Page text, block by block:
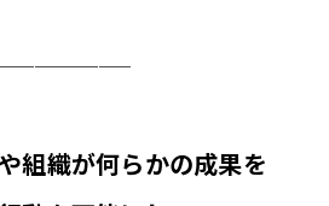
組織が何らかの成果を